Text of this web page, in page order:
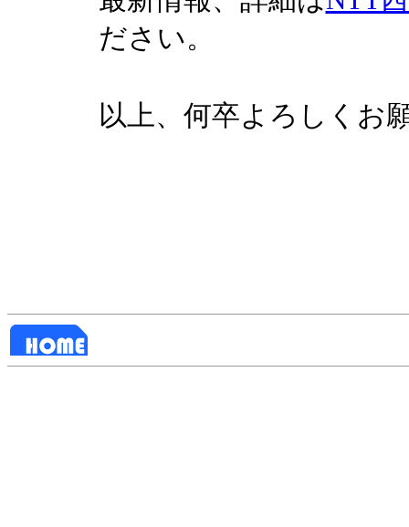
ださい。
以上、何卒よろしくお